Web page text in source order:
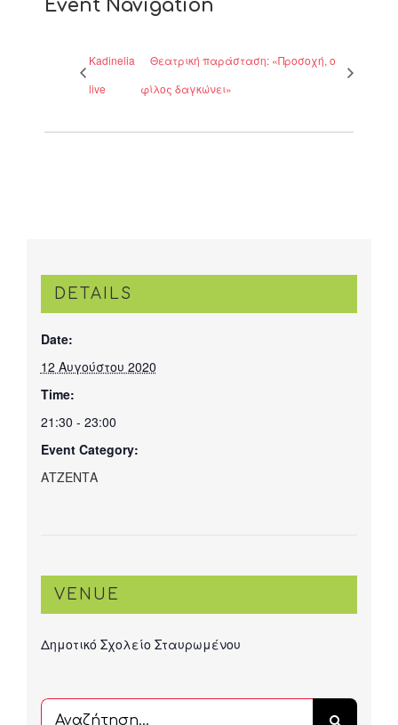
Event Navigation
Kadinelia
live
Θεατρική παράσταση: «Προσοχή, ο
φίλος δαγκώνει»
DETAILS
Date:
12 Αυγούστου 2020
Time:
21:30 - 23:00
Event Category:
ΑΤΖΕΝΤΑ
VENUE
Δημοτικό Σχολείο Σταυρωμένου
Αναζήτηση